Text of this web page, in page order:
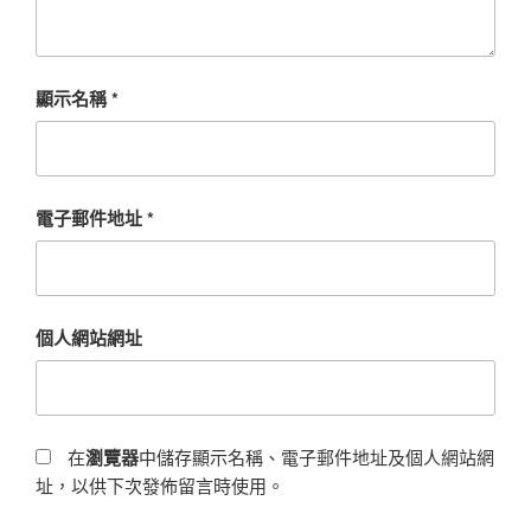
顯示名稱*
電子郵件地址*
個人網站網址
在瀏覽器中儲存顯示名稱、電子郵件地址及個人網站網
址，以供下次發佈留言時使用。